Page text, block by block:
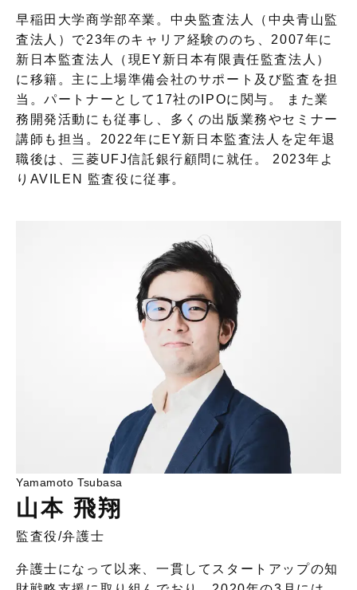
早稲田大学商学部卒業。中央監査法人（中央青山監
査法人）で23年のキャリア経験ののち、2007年に
新日本監査法人（現EY新日本有限責任監査法人）
に移籍。主に上場準備会社のサポート及び監査を担
当。パートナーとして17社のIPOに関与。 また業
務開発活動にも従事し、多くの出版業務やセミナー
講師も担当。2022年にEY新日本監査法人を定年退
職後は、三菱UFJ信託銀行顧問に就任。 2023年よ
りAVILEN 監査役に従事。
Yamamoto Tsubasa
山本 飛翔
監査役/弁護士
弁護士になって以来、一貫してスタートアップの知